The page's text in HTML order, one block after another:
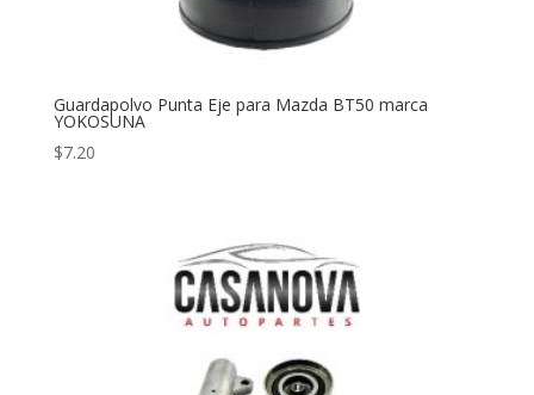
Guardapolvo Punta Eje para Mazda BT50 marca
YOKOSUNA
$7.20